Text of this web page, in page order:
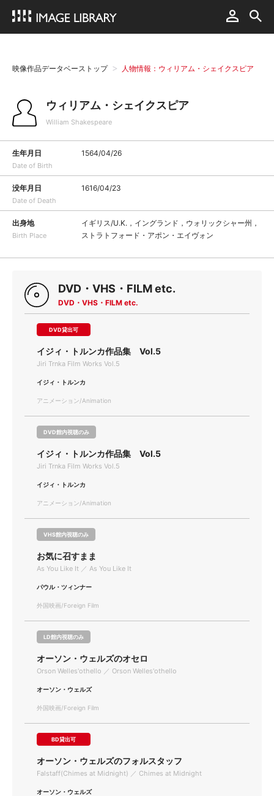
映像作品データベーストップ 人物情報：ウィリアム・シェイクスピア
ウィリアム・シェイクスピア
William Shakespeare
生年月日
Date of Birth
1564/04/26
没年月日
Date of Death
1616/04/23
出身地
Birth Place
イギリス/U.K.，イングランド，ウォリックシャー州，
ストラトフォード・アポン・エイヴォン
DVD・VHS・FILM etc.
DVD・VHS・FILM etc.
DVD貸出可
イジィ・トルンカ作品集 Vol.5
Jiri Trnka Film Works Vol.5
イジィ・トルンカ
アニメーション/Animation
DVD館内視聴のみ
イジィ・トルンカ作品集 Vol.5
Jiri Trnka Film Works Vol.5
イジィ・トルンカ
アニメーション/Animation
VHS館内視聴のみ
お気に召すまま
As You Like It ／ As You Like It
パウル・ツィンナー
外国映画/Foreign Film
LD館内視聴のみ
オーソン・ウェルズのオセロ
Orson Welles'othello ／ Orson Welles'othello
オーソン・ウェルズ
外国映画/Foreign Film
BD貸出可
オーソン・ウェルズのフォルスタッフ
Falstaff(Chimes at Midnight) ／ Chimes at Midnight
オーソン・ウェルズ